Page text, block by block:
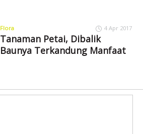
Flora 4 Apr 2017
Tanaman Petai, Dibalik
Baunya Terkandung Manfaat